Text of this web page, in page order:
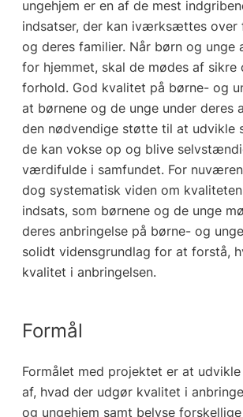
ungehjem er en af de mest
indsatser, der kan iværksættes over
og deres familier. Når børn og unge
for hjemmet, skal de mødes af sikre
forhold. God kvalitet på børne- og
at børnene og de unge under deres
den nødvendige støtte til at udvikle
de kan vokse op og blive
værdifulde i samfundet. For
dog systematisk viden om
indsats, som børnene og de unge
deres anbringelse på børne- og
solidt vidensgrundlag for at forstå,
kvalitet i anbringelsen.
Formål
Formålet med projektet er at
af, hvad der udgør kvalitet i
og ungehjem samt belyse forskellige